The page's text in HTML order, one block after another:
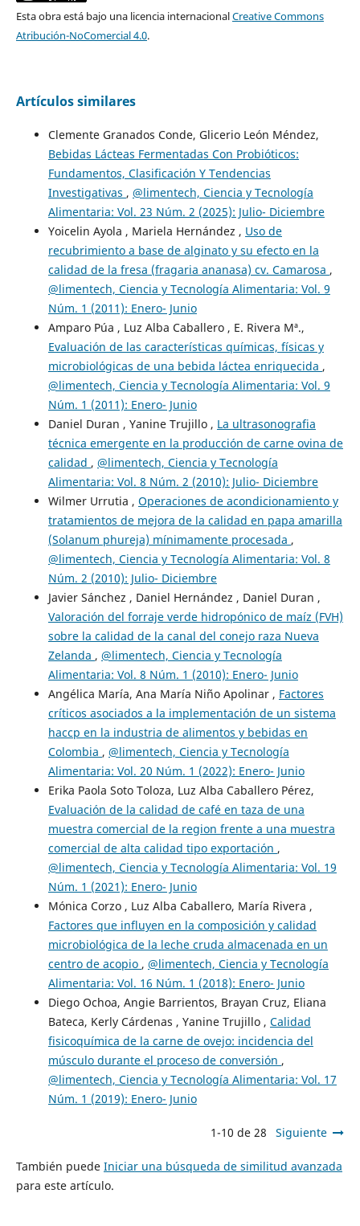
Esta obra está bajo una licencia internacionalCreative Commons
Atribución-NoComercial 4.0.
Artículos similares
Clemente Granados Conde, Glicerio León Méndez,
Bebidas Lácteas Fermentadas Con Probióticos:
Fundamentos, Clasificación Y Tendencias
Investigativas , @limentech, Ciencia y Tecnología
Alimentaria: Vol. 23 Núm. 2 (2025): Julio- Diciembre
Yoicelin Ayola , Mariela Hernández , Uso de
recubrimiento a base de alginato y su efecto en la
calidad de la fresa (fragaria ananasa) cv. Camarosa ,
@limentech, Ciencia y Tecnología Alimentaria: Vol. 9
Núm. 1 (2011): Enero- Junio
Amparo Púa , Luz Alba Caballero , E. Rivera Mª.,
Evaluación de las características químicas, físicas y
microbiológicas de una bebida láctea enriquecida ,
@limentech, Ciencia y Tecnología Alimentaria: Vol. 9
Núm. 1 (2011): Enero- Junio
Daniel Duran , Yanine Trujillo , La ultrasonografia
técnica emergente en la producción de carne ovina de
calidad , @limentech, Ciencia y Tecnología
Alimentaria: Vol. 8 Núm. 2 (2010): Julio- Diciembre
Wilmer Urrutia , Operaciones de acondicionamiento y
tratamientos de mejora de la calidad en papa amarilla
(Solanum phureja) mínimamente procesada ,
@limentech, Ciencia y Tecnología Alimentaria: Vol. 8
Núm. 2 (2010): Julio- Diciembre
Javier Sánchez , Daniel Hernández , Daniel Duran ,
Valoración del forraje verde hidropónico de maíz (FVH)
sobre la calidad de la canal del conejo raza Nueva
Zelanda , @limentech, Ciencia y Tecnología
Alimentaria: Vol. 8 Núm. 1 (2010): Enero- Junio
Angélica María, Ana María Niño Apolinar , Factores
críticos asociados a la implementación de un sistema
haccp en la industria de alimentos y bebidas en
Colombia , @limentech, Ciencia y Tecnología
Alimentaria: Vol. 20 Núm. 1 (2022): Enero- Junio
Erika Paola Soto Toloza, Luz Alba Caballero Pérez,
Evaluación de la calidad de café en taza de una
muestra comercial de la region frente a una muestra
comercial de alta calidad tipo exportación ,
@limentech, Ciencia y Tecnología Alimentaria: Vol. 19
Núm. 1 (2021): Enero- Junio
Mónica Corzo , Luz Alba Caballero, María Rivera ,
Factores que influyen en la composición y calidad
microbiológica de la leche cruda almacenada en un
centro de acopio , @limentech, Ciencia y Tecnología
Alimentaria: Vol. 16 Núm. 1 (2018): Enero- Junio
Diego Ochoa, Angie Barrientos, Brayan Cruz, Eliana
Bateca, Kerly Cárdenas , Yanine Trujillo , Calidad
fisicoquímica de la carne de ovejo: incidencia del
músculo durante el proceso de conversión ,
@limentech, Ciencia y Tecnología Alimentaria: Vol. 17
Núm. 1 (2019): Enero- Junio
1-10 de 28 Siguiente
También puede Iniciar una búsqueda de similitud avanzada
para este artículo.